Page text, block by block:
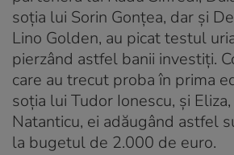
soția lui Sorin Gonțea, dar și
Lino Golden, au picat testul
pierzând astfel banii investiți.
care au trecut proba în prima
soția lui Tudor Ionescu, și
Natanticu, ei adăugând astfel
la bugetul de 2.000 de euro.